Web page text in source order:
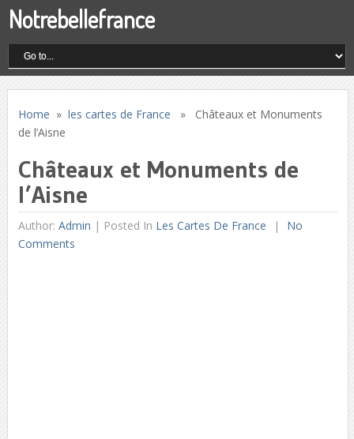
Notrebellefrance
Home » les cartes de France » Châteaux et Monuments
de l’Aisne
Châteaux et Monuments de
l’Aisne
Author: Admin | Posted In Les Cartes De France
No
Comments